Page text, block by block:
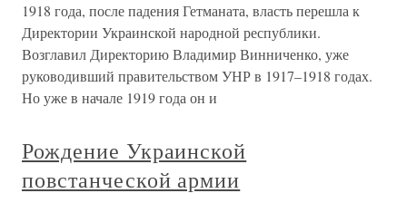
1918 года, после падения Гетманата, власть перешла к
Директории Украинской народной республики.
Возглавил Директорию Владимир Винниченко, уже
руководивший правительством УНР в 1917–1918 годах.
Но уже в начале 1919 года он и
Рождение Украинской
повстанческой армии